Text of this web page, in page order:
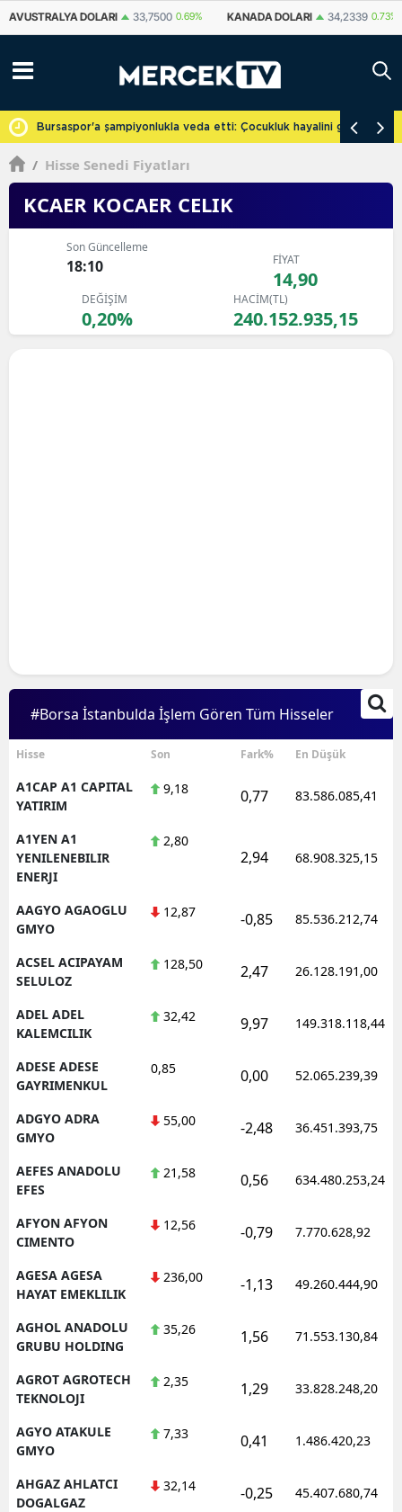
KANADA DOLARI 34,2339 0.73% İSVIÇRE FRANKI 59,1179 0.82%
Bursaspor'a şampiyonlukla veda etti: Çocukluk hayalini
/ Hisse Senedi Fiyatları
KCAER KOCAER CELIK
Son Güncelleme
18:10 FİYAT
14,90
DEĞİŞİM
0,20%
HACİM(TL)
240.152.935,15
#Borsa İstanbulda İşlem Gören Tüm Hisseler
Hisse Son Fark% En Düşük
A1CAP A1 CAPITAL
YATIRIM
9,18 0,77 83.586.085,41
A1YEN A1
YENILENEBILIR
ENERJI
2,80
2,94 68.908.325,15
AAGYO AGAOGLU
GMYO
12,87 -0,85 85.536.212,74
ACSEL ACIPAYAM
SELULOZ
128,50 2,47 26.128.191,00
ADEL ADEL
KALEMCILIK
32,42 9,97 149.318.118,44
ADESE ADESE
GAYRIMENKUL
0,85 0,00 52.065.239,39
ADGYO ADRA
GMYO
55,00 -2,48 36.451.393,75
AEFES ANADOLU
EFES
21,58 0,56 634.480.253,24
AFYON AFYON
CIMENTO
12,56 -0,79 7.770.628,92
AGESA AGESA
HAYAT EMEKLILIK
236,00 -1,13 49.260.444,90
AGHOL ANADOLU
GRUBU HOLDING
35,26 1,56 71.553.130,84
AGROT AGROTECH
TEKNOLOJI
2,35 1,29 33.828.248,20
AGYO ATAKULE
GMYO
7,33 0,41 1.486.420,23
AHGAZ AHLATCI
DOGALGAZ
32,14 -0,25 45.407.680,74